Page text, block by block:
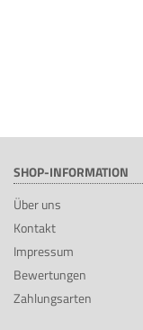
SHOP-INFORMATION
Über uns
Kontakt
Impressum
Bewertungen
Zahlungsarten